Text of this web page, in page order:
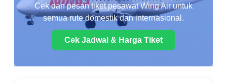
Cek dan pesan tiket pesawat Wing Air untuk
semua rute domestik dan internasional.
Cek Jadwal & Harga Tiket